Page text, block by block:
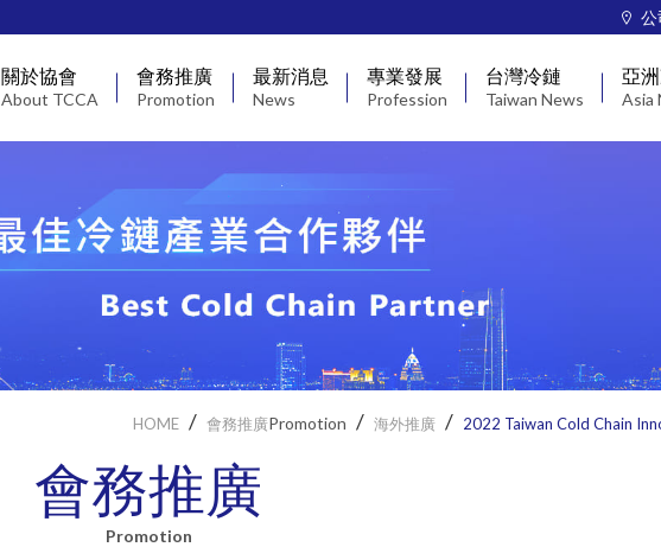
公
關於協會
About TCCA
第四屆理事長
協會簡介
委員會
策略合作
會務推廣
Promotion
國內推廣
海外推廣
委辦課程
認證人才庫
最新消息
News
產業動態
會員動態
專業發展
Profession
政策法規
研討展覽
創新發展
台灣冷鏈
Taiwan News
醫藥冷鏈
農水畜產冷鏈
AI應用
亞
Asia
其他
HOME 會務推廣Promotion 海外推廣 2022 Taiwan Cold Chain
會務推廣
Promotion